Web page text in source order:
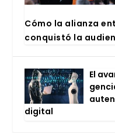
Cómo la alian­za
con­quis­tó la
El
digi­tal